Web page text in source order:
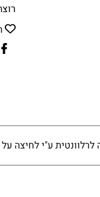
ע"י לחיצה